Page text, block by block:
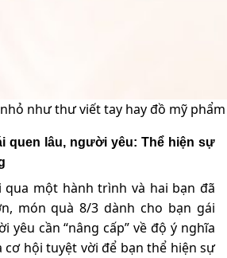
như thư viết tay hay đồ mỹ
quen lâu, người yêu: Thể hiện sự
qua một hành trình và hai bạn đã
món quà 8/3 dành cho bạn gái
yêu cần “nâng cấp” về độ ý nghĩa
cơ hội tuyệt vời để bạn thể hiện sự